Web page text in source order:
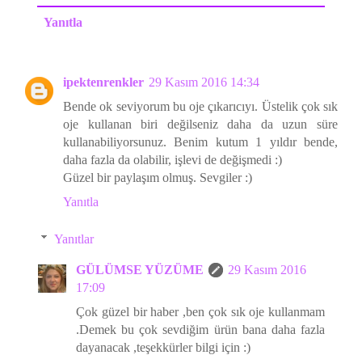
Yanıtla
ipektenrenkler 29 Kasım 2016 14:34
Bende ok seviyorum bu oje çıkarıcıyı. Üstelik çok sık
oje kullanan biri değilseniz daha da uzun süre
kullanabiliyorsunuz. Benim kutum 1 yıldır bende,
daha fazla da olabilir, işlevi de değişmedi :)
Güzel bir paylaşım olmuş. Sevgiler :)
Yanıtla
Yanıtlar
GÜLÜMSE YÜZÜME
29 Kasım 2016
17:09
Çok güzel bir haber ,ben çok sık oje kullanmam
.Demek bu çok sevdiğim ürün bana daha fazla
dayanacak ,teşekkürler bilgi için :)